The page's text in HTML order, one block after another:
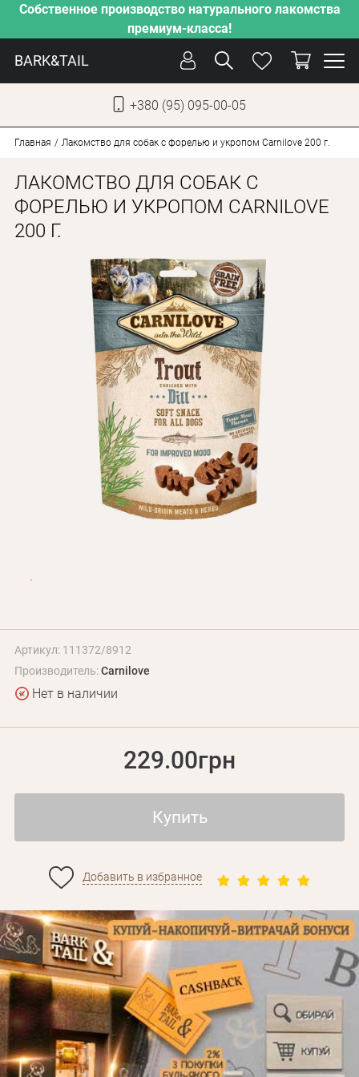
Собственное производство натурального лакомства
премиум-класса!
BARK&TAIL
+380 (95) 095-00-05
СОБАКИ
КОТЫ
НАШЕ ПРОИЗВОДСТВО
НОВИНКИ
АКЦИИ
О КОМПАНИИ
БЛОГ
Оплата и доставка
Программа лояльности
О Нас
Оптовым клиентам
Контакты
Главная Лакомство для собак с форелью и укропом Carnilove 200 г.
ЛАКОМСТВО ДЛЯ СОБАК С
ФОРЕЛЬЮ И УКРОПОМ CARNILOVE
200 Г.
Артикул: 111372/8912
Производитель:Carnilove
Нет в наличии
229.00грн
Купить
Добавить в избранное
Личные данные